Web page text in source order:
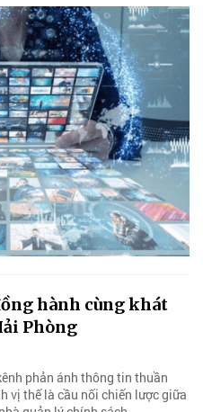
hành cùng khát
Phòng
phản ánh thông tin thuần
vị thế là cầu nối chiến lược giữa